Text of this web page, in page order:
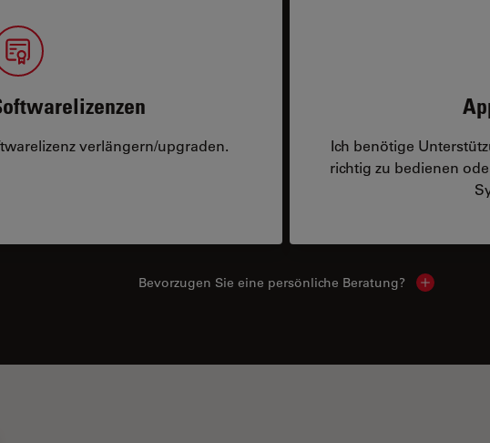
verlängern/upgraden.
Ich benötige
richtig zu bedienen
Bevorzugen Sie eine persönliche Beratung? Show local